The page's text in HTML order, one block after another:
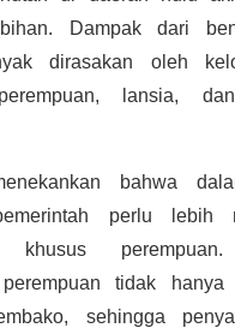
Dampak dari
dirasakan oleh
lansia,
bahwa
perlu lebih
khusus perempuan.
perempuan tidak hanya
sehingga